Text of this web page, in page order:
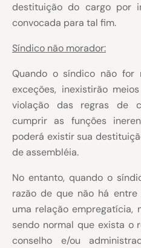
destituição do cargo por
convocada para tal fim.
Síndico não morador:
Quando o síndico não for
exceções, inexistirão
violação das regras de
cumprir as funções
poderá existir sua
de assembléia.
No entanto, quando o
razão de que não há
uma relação empregatícia,
sendo normal que exista o
conselho e/ou